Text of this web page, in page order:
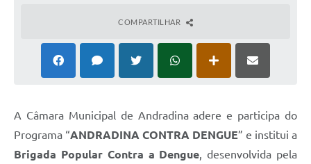
Mesa Diretora
Proposições
COMPARTILHAR
A Câmara Municipal de Andradina adere e participa do
Programa “ANDRADINA CONTRA DENGUE” e institui a
Brigada Popular Contra a Dengue, desenvolvida pela